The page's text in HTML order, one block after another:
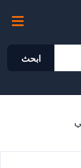
ابحث